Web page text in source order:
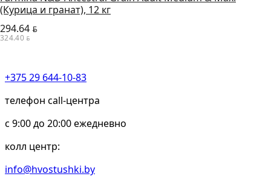
(Курица и гранат), 12 кг
294.64 BYN
324.40 BYN
+375 29 644-10-83
телефон call-центра
c 9:00 до 20:00 ежедневно
колл центр:
info@hvostushki.by